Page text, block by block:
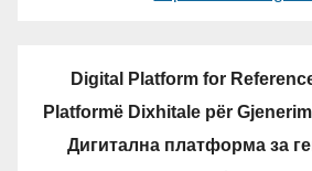
Digital Platform for
Platformë Dixhitale për
Дигитална платформа за